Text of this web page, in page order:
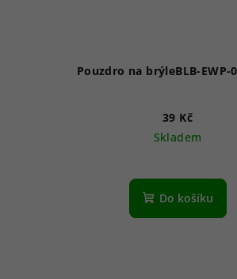
Pouzdro na brýleBLB-EWP-
39 Kč
Skladem
Do košíku